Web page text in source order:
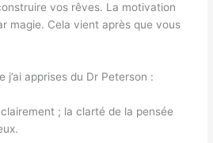
vos rêves. La motivation
magie. Cela vient après que vous
j’ai apprises du Dr Peterson :
; la clarté de la pensée